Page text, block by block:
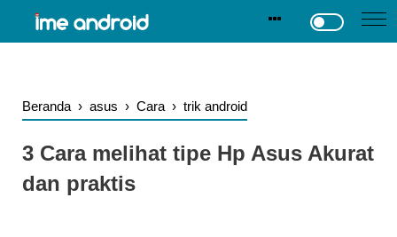
Beranda › asus › Cara › trik android
3 Cara melihat tipe Hp Asus Akurat
dan praktis